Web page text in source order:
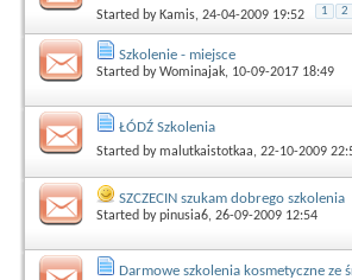
Started by Kamis, 24-04-2009 19:52 1 2
Szkolenie - miejsce
Started byWominajak, 10-09-2017 18:49
ŁÓDŹ Szkolenia
Started bymalutkaistotkaa, 22-10-2009
SZCZECIN szukam dobrego szkolenia
Started bypinusia6, 26-09-2009 12:54
Darmowe szkolenia kosmetyczne ze